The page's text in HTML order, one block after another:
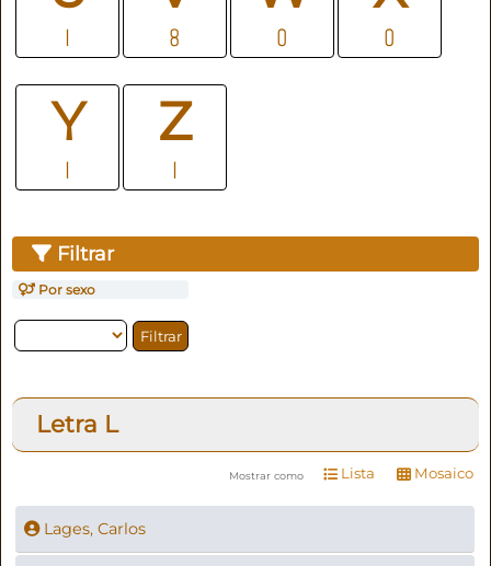
1 8 0 0
Y
1
Z
1
Filtrar
Por sexo
Letra L
Mostrar como Lista Mosaico
Lages, Carlos